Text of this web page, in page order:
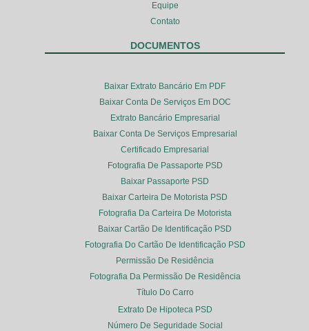
Equipe
Contato
DOCUMENTOS
Baixar Extrato Bancário Em PDF
Baixar Conta De Serviços Em DOC
Extrato Bancário Empresarial
Baixar Conta De Serviços Empresarial
Certificado Empresarial
Fotografia De Passaporte PSD
Baixar Passaporte PSD
Baixar Carteira De Motorista PSD
Fotografia Da Carteira De Motorista
Baixar Cartão De Identificação PSD
Fotografia Do Cartão De Identificação PSD
Permissão De Residência
Fotografia Da Permissão De Residência
Título Do Carro
Extrato De Hipoteca PSD
Número De Seguridade Social